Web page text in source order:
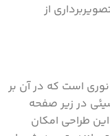
از
است که در آن بر
در زیر صفحه
طراحی امکان